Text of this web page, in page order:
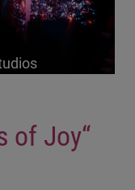
of Joy“